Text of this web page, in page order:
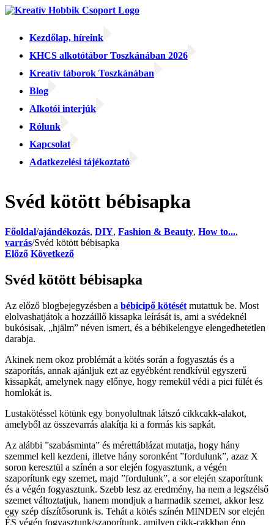
Kihagyás
Kezdőlap, híreink
KHCS alkotótábor Toszkánában 2026
Kreatív táborok Toszkánában
Blog
Alkotói interjúk
Rólunk
Kapcsolat
Adatkezelési tájékoztató
Svéd kötött bébisapka
Főoldal/ajándékozás, DIY, Fashion & Beauty, How to...,
varrás/Svéd kötött bébisapka
Előző Következő
Svéd kötött bébisapka
Az előző blogbejegyzésben a bébicipő kötését mutattuk be. Most
elolvashatjátok a hozzáillő kissapka leírását is, ami a svédeknél
bukósisak, „hjälm” néven ismert, és a bébikelengye elengedhetetlen
darabja.
Akinek nem okoz problémát a kötés során a fogyasztás és a
szaporítás, annak ajánljuk ezt az egyébként rendkívül egyszerű
kissapkát, amelynek nagy előnye, hogy remekül védi a pici fülét és
homlokát is.
Lustakötéssel kötünk egy bonyolultnak látszó cikkcakk-alakot,
amelyből az összevarrás alakítja ki a formás kis sapkát.
Az alábbi ”szabásminta” és mérettáblázat mutatja, hogy hány
szemmel kell kezdeni, illetve hány soronként ”fordulunk”, azaz X
soron keresztül a színén a sor elején fogyasztunk, a végén
szaporítunk egy szemet, majd ”fordulunk”, a sor elején szaporítunk
és a végén fogyasztunk. Szebb lesz az eredmény, ha nem a legszélső
szemet változtatjuk, hanem mondjuk a harmadik szemet, akkor lesz
egy szép díszítősorunk is. Tehát a kötés színén MINDEN sor elején
ÉS végén fogyasztunk/szaporítunk, amilyen cikk-cakkban épp